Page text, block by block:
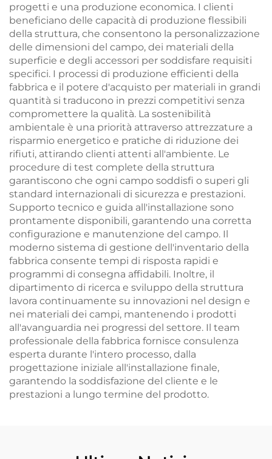
progetti e una produzione economica. I clienti
beneficiano delle capacità di produzione flessibili
della struttura, che consentono la personalizzazione
delle dimensioni del campo, dei materiali della
superficie e degli accessori per soddisfare requisiti
specifici. I processi di produzione efficienti della
fabbrica e il potere d'acquisto per materiali in grandi
quantità si traducono in prezzi competitivi senza
compromettere la qualità. La sostenibilità
ambientale è una priorità attraverso attrezzature a
risparmio energetico e pratiche di riduzione dei
rifiuti, attirando clienti attenti all'ambiente. Le
procedure di test complete della struttura
garantiscono che ogni campo soddisfi o superi gli
standard internazionali di sicurezza e prestazioni.
Supporto tecnico e guida all'installazione sono
prontamente disponibili, garantendo una corretta
configurazione e manutenzione del campo. Il
moderno sistema di gestione dell'inventario della
fabbrica consente tempi di risposta rapidi e
programmi di consegna affidabili. Inoltre, il
dipartimento di ricerca e sviluppo della struttura
lavora continuamente su innovazioni nel design e
nei materiali dei campi, mantenendo i prodotti
all'avanguardia nei progressi del settore. Il team
professionale della fabbrica fornisce consulenza
esperta durante l'intero processo, dalla
progettazione iniziale all'installazione finale,
garantendo la soddisfazione del cliente e le
prestazioni a lungo termine del prodotto.